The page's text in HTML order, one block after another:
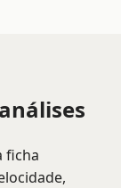
ficha